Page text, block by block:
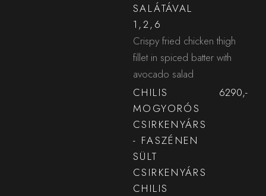
SALÁTÁVAL
1,2,6
Crispy fried chicken thigh
fillet in spiced batter with
avocado salad
CHILIS
MOGYORÓS
CSIRKENYÁRS
- FASZÉNEN
SÜLT
CSIRKENYÁRS
CHILIS
6290,-